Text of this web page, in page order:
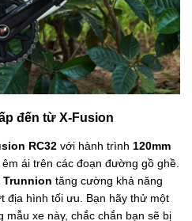
đến từ X-Fusion
RC32 với hành trình 120mm
ái trên các đoạn đường gồ ghề.
Trunnion tăng cường khả năng
địa hình tối ưu. Bạn hãy thử một
mẫu xe này, chắc chắn bạn sẽ bị